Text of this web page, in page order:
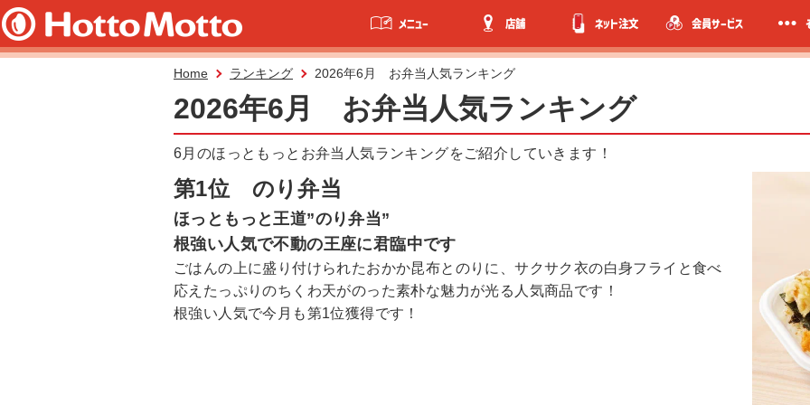
メニュー 店舗 ネット注文 会員サービス
Home ランキング 2026年6月 お弁当人気ランキング
2026年6月 お弁当人気ランキング
6月のほっともっとお弁当人気ランキングをご紹介していきます！
第1位 のり弁当
ほっともっと王道”のり弁当”
根強い人気で不動の王座に君臨中です
ごはんの上に盛り付けられたおかか昆布とのりに、サクサク衣の白身フライと食べ
応えたっぷりのちくわ天がのった素朴な魅力が光る人気商品です！
根強い人気で今月も第1位獲得です！